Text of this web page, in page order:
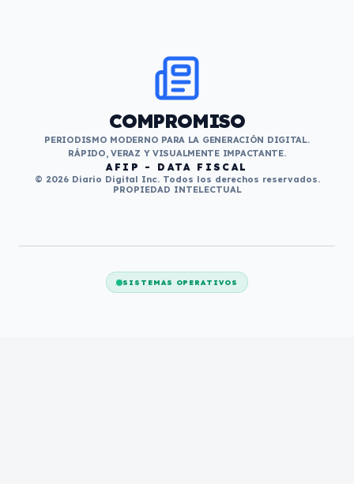
COMPROMISO
PERIODISMO MODERNO PARA LA GENERACIÓN DIGITAL.
RÁPIDO, VERAZ Y VISUALMENTE IMPACTANTE.
AFIP - DATA FISCAL
© 2026 Diario Digital Inc. Todos los derechos reservados.
PROPIEDAD INTELECTUAL
SISTEMAS OPERATIVOS